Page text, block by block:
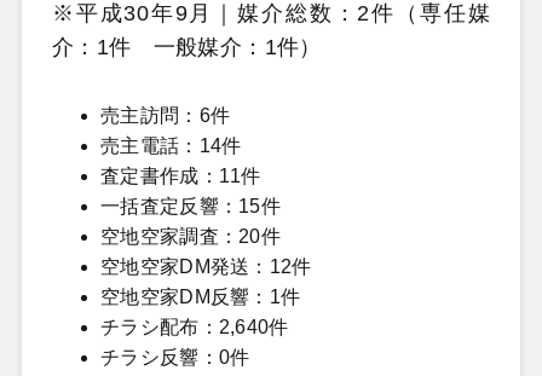
※平成30年9月｜媒介総数：2件（専任媒
介：1件 一般媒介：1件）
売主訪問：6件
売主電話：14件
査定書作成：11件
一括査定反響：15件
空地空家調査：20件
空地空家DM発送：12件
空地空家DM反響：1件
チラシ配布：2,640件
チラシ反響：0件